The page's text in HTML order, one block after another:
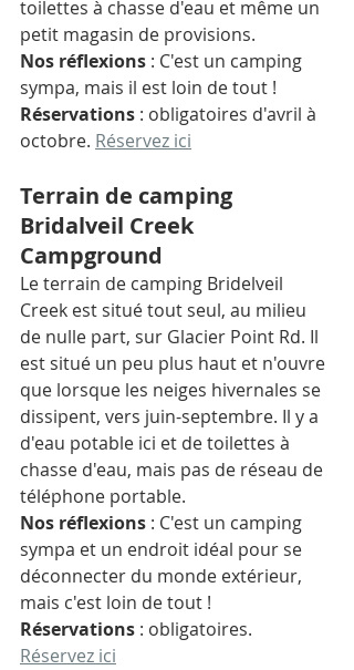
toilettes à chasse d'eau et même un
petit magasin de provisions.
Nos réflexions : C'est un camping
sympa, mais il est loin de tout !
Réservations : obligatoires d'avril à
octobre. Réservez ici
Terrain de camping
Bridalveil Creek
Campground
Le terrain de camping Bridelveil
Creek est situé tout seul, au milieu
de nulle part, sur Glacier Point Rd. Il
est situé un peu plus haut et n'ouvre
que lorsque les neiges hivernales se
dissipent, vers juin-septembre. Il y a
d'eau potable ici et de toilettes à
chasse d'eau, mais pas de réseau de
téléphone portable.
Nos réflexions : C'est un camping
sympa et un endroit idéal pour se
déconnecter du monde extérieur,
mais c'est loin de tout !
Réservations : obligatoires.
Réservez ici